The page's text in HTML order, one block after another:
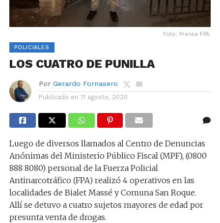
Foto: Prensa FPA.
POLICIALES
LOS CUATRO DE PUNILLA
Por Gerardo Fornasero
Publicado en 11 agosto, 2020
Luego de diversos llamados al Centro de Denuncias
Anónimas del Ministerio Público Fiscal (MPF), (0800
888 8080) personal de la Fuerza Policial
Antinarcotráfico (FPA) realizó 4 operativos en las
localidades de Bialet Massé y Comuna San Roque.
Allí se detuvo a cuatro sujetos mayores de edad por
presunta venta de drogas.